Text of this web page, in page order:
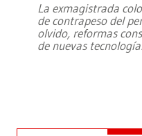
La exmagistrada
de contrapeso del
olvido, reformas
de nuevas